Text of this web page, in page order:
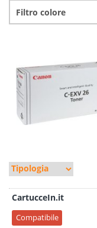
CartucceIn.it
Compatibile